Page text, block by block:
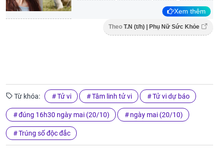
Xem thêm
Theo T.N (t/h) | Phụ Nữ Sức Khỏe
Từ khóa: Tử vi Tâm linh tử vi Tử vi dự báo
đúng 16h30 ngày mai (20/10) ngày mai (20/10)
Trúng số độc đắc